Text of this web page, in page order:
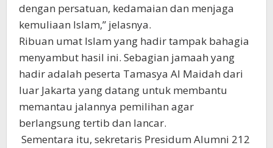
dengan persatuan, kedamaian dan menjaga
kemuliaan Islam,” jelasnya.
Ribuan umat Islam yang hadir tampak bahagia
menyambut hasil ini. Sebagian jamaah yang
hadir adalah peserta Tamasya Al Maidah dari
luar Jakarta yang datang untuk membantu
memantau jalannya pemilihan agar
berlangsung tertib dan lancar.
Sementara itu, sekretaris Presidum Alumni 212